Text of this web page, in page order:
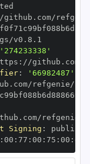
'274233338'
:
:
'66982487'
refgenie/
Signing :
: 00 : 77 : 00 : 75 : 00 : dd